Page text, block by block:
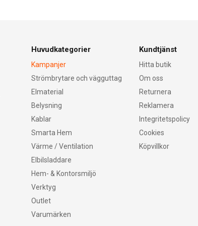
Huvudkategorier
Kampanjer
Strömbrytare och vägguttag
Elmaterial
Belysning
Kablar
Smarta Hem
Värme / Ventilation
Elbilsladdare
Hem- & Kontorsmiljö
Verktyg
Outlet
Varumärken
Kundtjänst
Hitta butik
Om oss
Returnera
Reklamera
Integritetspolicy
Cookies
Köpvillkor